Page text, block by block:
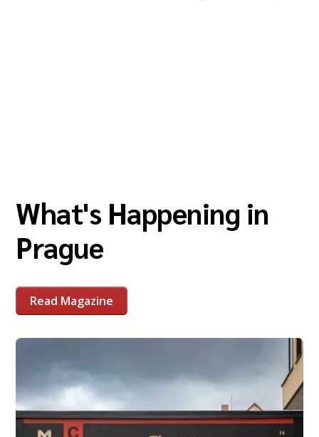
What's Happening in
Prague
Read Magazine